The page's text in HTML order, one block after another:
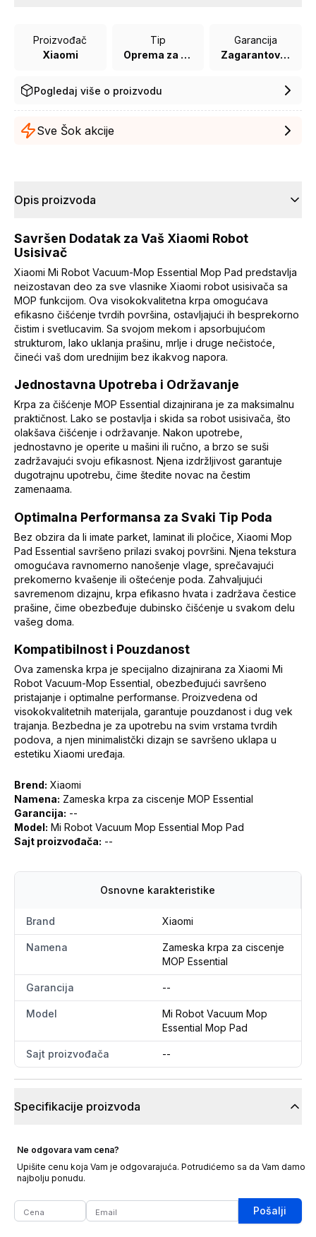
Proizvođač
Xiaomi
Tip
Oprema za robot usisivače
Garancija
Zagarantovana sva prava kupaca po osnovu zakona o zaštiti potrošača
Pogledaj više o proizvodu
Sve Šok akcije
Opis proizvoda
Savršen Dodatak za Vaš Xiaomi Robot
Usisivač
Xiaomi Mi Robot Vacuum-Mop Essential Mop Pad predstavlja
neizostavan deo za sve vlasnike Xiaomi robot usisivača sa
MOP funkcijom. Ova visokokvalitetna krpa omogućava
efikasno čišćenje tvrdih površina, ostavljajući ih besprekorno
čistim i svetlucavim. Sa svojom mekom i apsorbujućom
strukturom, lako uklanja prašinu, mrlje i druge nečistoće,
čineći vaš dom urednijim bez ikakvog napora.
Jednostavna Upotreba i Održavanje
Krpa za čišćenje MOP Essential dizajnirana je za maksimalnu
praktičnost. Lako se postavlja i skida sa robot usisivača, što
olakšava čišćenje i održavanje. Nakon upotrebe,
jednostavno je operite u mašini ili ručno, a brzo se suši
zadržavajući svoju efikasnost. Njena izdržljivost garantuje
dugotrajnu upotrebu, čime štedite novac na čestim
zamenaama.
Optimalna Performansa za Svaki Tip Poda
Bez obzira da li imate parket, laminat ili pločice, Xiaomi Mop
Pad Essential savršeno prilazi svakoj površini. Njena tekstura
omogućava ravnomerno nanošenje vlage, sprečavajući
prekomerno kvašenje ili oštećenje poda. Zahvaljujući
savremenom dizajnu, krpa efikasno hvata i zadržava čestice
prašine, čime obezbeđuje dubinsko čišćenje u svakom delu
vašeg doma.
Kompatibilnost i Pouzdanost
Ova zamenska krpa je specijalno dizajnirana za Xiaomi Mi
Robot Vacuum-Mop Essential, obezbeđujući savršeno
pristajanje i optimalne performanse. Proizvedena od
visokokvalitetnih materijala, garantuje pouzdanost i dug vek
trajanja. Bezbedna je za upotrebu na svim vrstama tvrdih
podova, a njen minimalistčki dizajn se savršeno uklapa u
estetiku Xiaomi uređaja.
Brend: Xiaomi
Namena: Zameska krpa za ciscenje MOP Essential
Garancija: --
Model: Mi Robot Vacuum Mop Essential Mop Pad
Sajt proizvođača: --
Osnovne karakteristike
Brand Xiaomi
Namena
Zameska krpa za ciscenje
MOP Essential
Garancija --
Model
Mi Robot Vacuum Mop
Essential Mop Pad
Sajt proizvođača --
Specifikacije proizvoda
Ne odgovara vam cena?
Upišite cenu koja Vam je odgovarajuća. Potrudićemo sa da Vam damo
najbolju ponudu.
Pošalji